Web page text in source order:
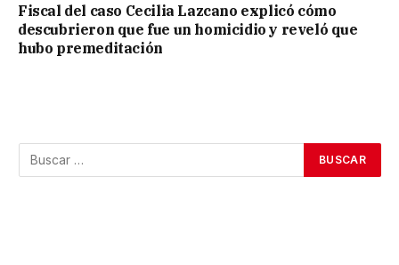
Fiscal del caso Cecilia Lazcano explicó cómo
descubrieron que fue un homicidio y reveló que
hubo premeditación